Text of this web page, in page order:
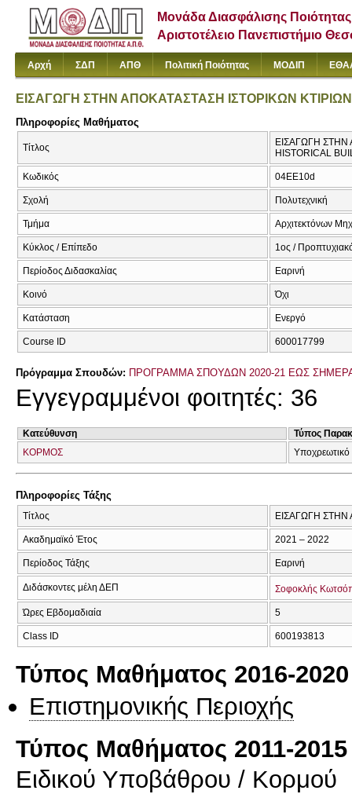
Μονάδα Διασφάλισης Ποιότητας
Αριστοτέλειο Πανεπιστήμιο
Αρχή ΣΔΠ ΑΠΘ Πολιτική Ποιότητας ΜΟΔΙΠ
ΕΙΣΑΓΩΓΗ ΣΤΗΝ ΑΠΟΚΑΤΑΣΤΑΣΗ ΙΣΤΟΡΙΚΩΝ ΚΤΙΡΙΩΝ
Πληροφορίες Μαθήματος
Τίτλος
ΕΙΣΑΓΩΓΗ ΣΤΗΝ
HISTORICAL
Κωδικός 04EE10d
Σχολή Πολυτεχνική
Τμήμα Αρχιτεκτόνων
Κύκλος / Επίπεδο 1ος /
Περίοδος Διδασκαλίας Εαρινή
Κοινό Όχι
Κατάσταση Ενεργό
Course ID 600017799
Πρόγραμμα Σπουδών: ΠΡΟΓΡΑΜΜΑ ΣΠΟΥΔΩΝ 2020-21 ΕΩΣ
Εγγεγραμμένοι φοιτητές: 36
Κατεύθυνση
Τύπος
ΚΟΡΜΟΣ
Πληροφορίες Τάξης
Τίτλος ΕΙΣΑΓΩΓΗ ΣΤΗΝ
Ακαδημαϊκό Έτος 2021 – 2022
Περίοδος Τάξης Εαρινή
Διδάσκοντες μέλη ΔΕΠ Σοφοκλής
Ώρες Εβδομαδιαία 5
Class ID 600193813
Τύπος Μαθήματος 2016-2020
Επιστημονικής Περιοχής
Τύπος Μαθήματος 2011-2015
Ειδικού Υποβάθρου / Κορμού